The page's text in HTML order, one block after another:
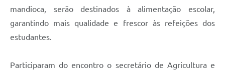
mandioca, serão destinados à alimentação escolar,
garantindo mais qualidade e frescor às refeições dos
estudantes.
Participaram do encontro o secretário de Agricultura e